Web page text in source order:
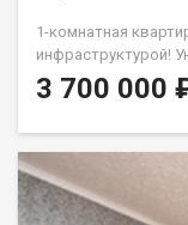
1-комнатная
инфраструктурой!
однокомнатную
толстыми стенами,
</span>Просторная
зонирования –
list="bullet"><span
3 700 000